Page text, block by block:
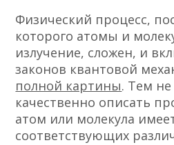
Физический процесс,
которого атомы и
излучение, сложен, и
законов квантовой
полной картины. Тем
качественно описать
атом или молекула
соответствующих